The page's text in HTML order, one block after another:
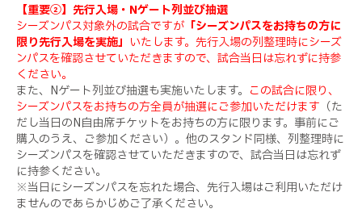
【重要②】先行入場・Nゲート列並び抽選
シーズンパス対象外の試合ですが 「シーズンパスをお持ちの方に
限り先行入場を実施」 いたします。先行入場の列整理時にシーズ
ンパスを確認させていただきますので、試合当日は忘れずに持参
ください。
また、Nゲート列並び抽選も実施いたします。 この試合に限り、
シーズンパスをお持ちの方全員が抽選にご参加いただけます （た
だし当日のN自由席チケットをお持ちの方に限ります。事前にご
購入のうえ、ご参加ください）。他のスタンド同様、列整理時に
シーズンパスを確認させていただきますので、試合当日は忘れず
に持参ください。
※当日にシーズンパスを忘れた場合、先行入場はご利用いただけ
ませんのであらかじめご了承ください。